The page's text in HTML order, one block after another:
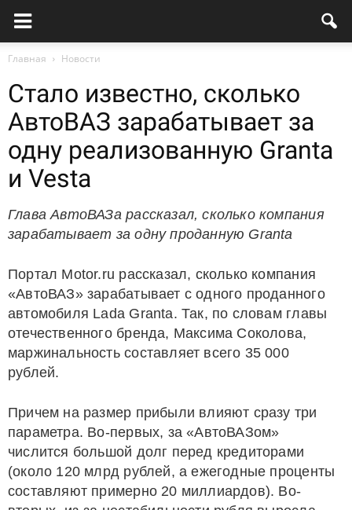
Главная Новости
Стало известно, сколько
АвтоВАЗ зарабатывает за
одну реализованную Granta
и Vesta
Глава АвтоВАЗа рассказал, сколько компания
зарабатывает за одну проданную Granta
Портал Motor.ru рассказал, сколько компания
«АвтоВАЗ» зарабатывает с одного проданного
автомобиля Lada Granta. Так, по словам главы
отечественного бренда, Максима Соколова,
маржинальность составляет всего 35 000
рублей.
Причем на размер прибыли влияют сразу три
параметра. Во-первых, за «АвтоВАЗом»
числится большой долг перед кредиторами
(около 120 млрд рублей, а ежегодные проценты
составляют примерно 20 миллиардов). Во-